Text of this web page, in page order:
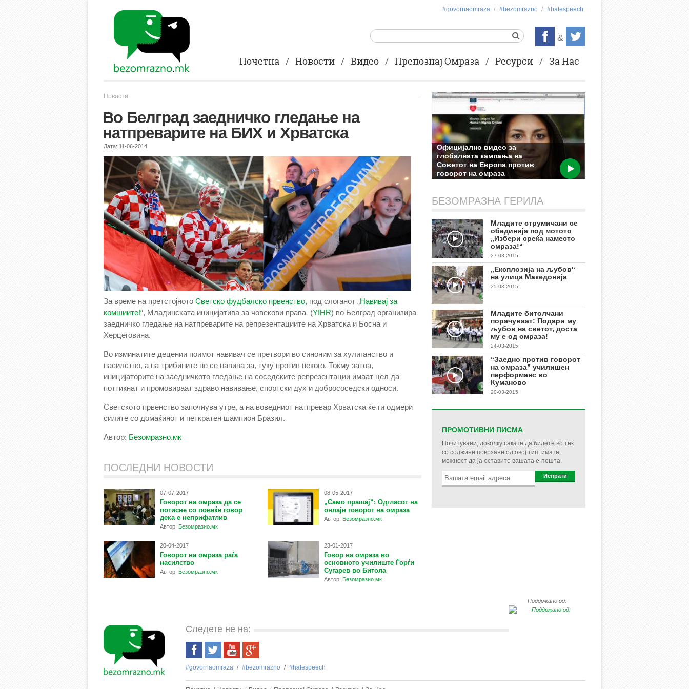
#govornaomraza #bezоmrazno #hatespeech
&
Почетна Новости Видео Препознај Омраза Ресурси За Нас
Новости
Во Белград заедничко гледање на
натпреварите на БИХ и Хрватска
Дата: 11-06-2014
За време на претстојното Светско фудбалско првенство, под слоганот „Навивај за
комшиите!“, Младинската иницијатива за човекови права (YIHR) во Белград организира
заедничко гледање на натпреварите на репрезентациите на Хрватска и Босна и
Херцеговина.
Во изминатите децении поимот навивач се претвори во синоним за хулиганство и
насилство, а на трибините не се навива за, туку против некого. Токму затоа,
иницијаторите на заедничкото гледање на соседските репрезентации имаат цел да
поттикнат и промовираат здраво навивање, спортски дух и добрососедски односи.
Светското првенство започнува утре, а на воведниот натпревар Хрватска ќе ги одмери
силите со домаќинот и петкратен шампион Бразил.
Автор: Безомразно.мк
ПОСЛЕДНИ НОВОСТИ
07-07-2017
Говорот на омраза да се
потисне со повеќе говор
дека е неприфатлив
Автор: Безомразно.мк
08-05-2017
„Само прашај“: Одгласот на
онлајн говорот на омраза
Автор: Безомразно.мк
20-04-2017
Говорот на омраза раѓа
насилство
Автор: Безомразно.мк
23-01-2017
Говор на омраза во
основното училиште Ѓорѓи
Сугарев во Битола
Автор: Безомразно.мк
Официјално видео за
глобалната кампања на
Советот на Европа против
говорот на омраза
БЕЗОМРАЗНА ГЕРИЛА
Младите струмичани се
обединија под мотото
„Избери среќа наместо
омраза!“
27-03-2015
„Експлозија на љубов“
на улица Македонија
25-03-2015
Младите битолчани
порачуваат: Подари му
љубов на светот, доста
му е од омраза!
24-03-2015
“Заедно против говорот
на омраза” училишен
перформанс во
Куманово
20-03-2015
ПРОМОТИВНИ ПИСМА
Почитувани, доколку сакате да бидете во тек
со соджини поврзани од овој тип, имате
можност да ја оставите вашата e-пошта.
Следете не на:
#govornaomraza #bezоmrazno #hatespeech
Поддржано од: